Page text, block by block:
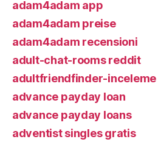
adam4adam app
adam4adam preise
adam4adam recensioni
adult-chat-rooms reddit
adultfriendfinder-inceleme
advance payday loan
advance payday loans
adventist singles gratis